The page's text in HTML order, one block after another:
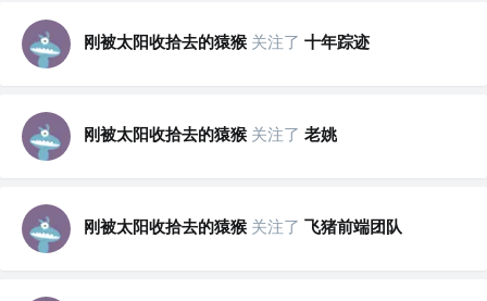
刚被太阳收拾去的猿猴 关注了 十年踪迹
刚被太阳收拾去的猿猴 关注了 老姚
刚被太阳收拾去的猿猴 关注了 飞猪前端团队